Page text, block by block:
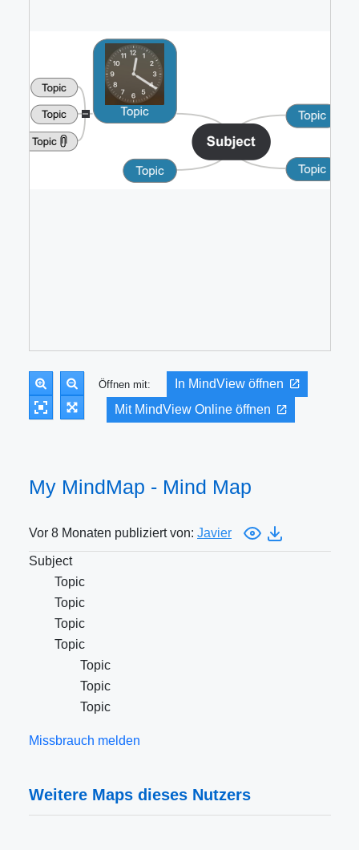
Öffnen mit:
In MindView öffnen
Mit MindView Online öffnen
My MindMap - Mind Map
Vor 8 Monaten publiziert von: Javier
Subject
Topic
Topic
Topic
Topic
Topic
Topic
Topic
Missbrauch melden
Weitere Maps dieses Nutzers